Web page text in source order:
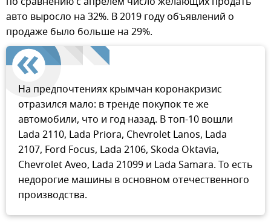
авто выросло на 32%. В 2019 году объявлений о
продаже было больше на 29%.
На предпочтениях крымчан коронакризис
отразился мало: в тренде покупок те же
автомобили, что и год назад. В топ-10 вошли
Lada 2110, Lada Priora, Chevrolet Lanos, Lada
2107, Ford Focus, Lada 2106, Skoda Oktavia,
Chevrolet Aveo, Lada 21099 и Lada Samara. То есть
недорогие машины в основном отечественного
производства.